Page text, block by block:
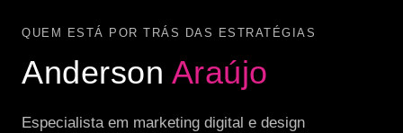
QUEM ESTÁ POR TRÁS DAS ESTRATÉGIAS
Anderson Araújo
Especialista em marketing digital e design